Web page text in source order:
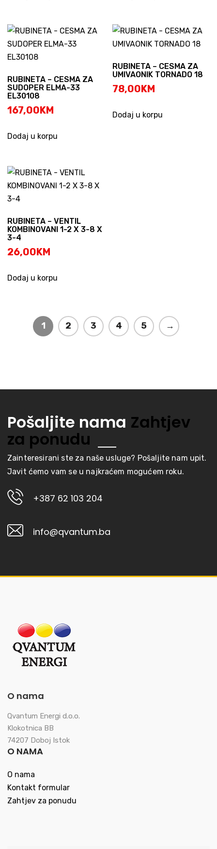
RUBINETA – CESMA ZA
SUDOPER ELMA-33
EL30108
167,00KM
Dodaj u korpu
RUBINETA – CESMA ZA
UMIVAONIK TORNADO 18
78,00KM
Dodaj u korpu
RUBINETA – VENTIL
KOMBINOVANI 1-2 X 3-8 X
3-4
26,00KM
Dodaj u korpu
1 2 3 4 5 →
Pošaljite nama Zahtjev
za ponudu
Zainteresirani ste za naše usluge? Pošaljite nam upit.
Javit ćemo vam se u najkraćem mogućem roku.
+387 62 103 204
info@qvantum.ba
O nama
Qvantum Energi d.o.o.
Klokotnica BB
74207 Doboj Istok
O NAMA
O nama
Kontakt formular
Zahtjev za ponudu